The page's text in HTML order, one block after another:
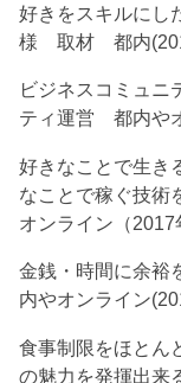
好きをスキルに
様 取材 都内
ビジネスコミュ
ティ運営 都内や
好きなことで生
なことで稼ぐ技
オンライン（2017
金銭・時間に余
内やオンライン
食事制限をほとん
の魅力を発揮出来